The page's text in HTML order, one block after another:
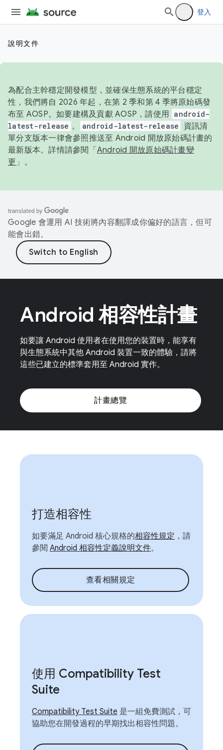
登入
說明文件
為配合主幹穩定開發模型，並確保生態系統的平台穩定
性，我們將自 2026 年起，在第 2 季和第 4 季將原始碼發
布至 AOSP。如要建構及貢獻 AOSP，請使用 android-
latest-release 。 android-latest-release
資訊清
單分支版本一律會參照推送至 Android 開放原始碼計畫的
最新版本。詳情請參閱「 Android 開放原始碼計畫變
更 」。
Google 會運用 AI 技術將內容翻譯成你偏好的語言，但可
能會出錯。
Android 相容性計畫
如要讓 Android 使用者在使用您的裝置時，能享有
與生態系統中其他 Android 裝置一致的體驗，請將
這些已建立的標準套用至 Android 實作。
計畫總覽
打造相容性
如要滿足 Android 核心規格的相容性規定 ，請
參閱 Android 相容性定義說明文件。
查看相關規定
使用 Compatibility Test
Suite
Compatibility Test Suite 是一組免費測試，可
協助您在開發過程的早期找出相容性問題。